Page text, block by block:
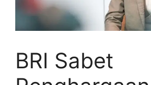
BRI Sabet